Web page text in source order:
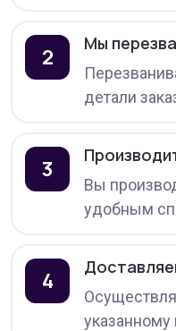
2
Мы
детали
3
Вы
удобным
4